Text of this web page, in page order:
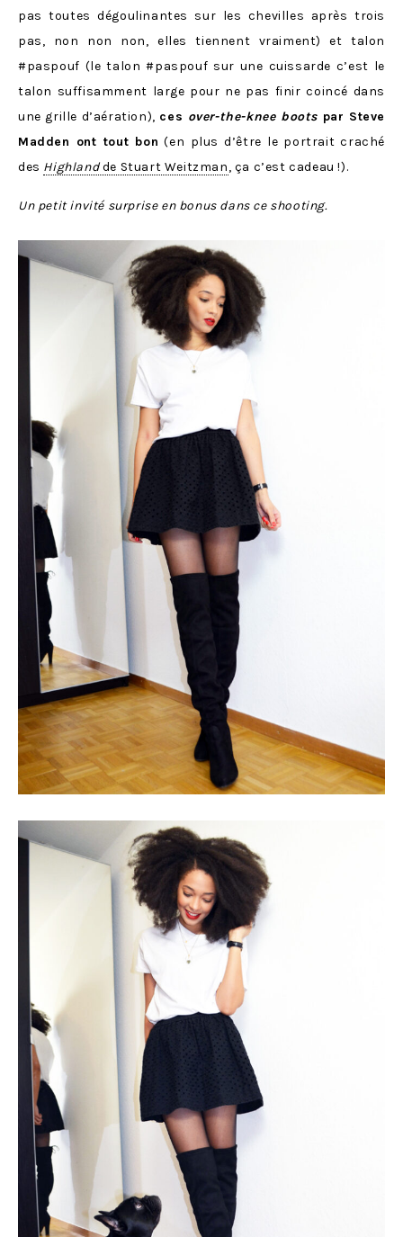
pas toutes dégoulinantes sur les chevilles après trois
pas, non non non, elles tiennent vraiment) et talon
#paspouf (le talon #paspouf sur une cuissarde c’est le
talon suffisamment large pour ne pas finir coincé dans
une grille d’aération), ces over-the-knee boots par Steve
Madden ont tout bon (en plus d’être le portrait craché
des Highlandde Stuart Weitzman, ça c’est cadeau !).
Un petit invité surprise en bonus dans ce shooting.